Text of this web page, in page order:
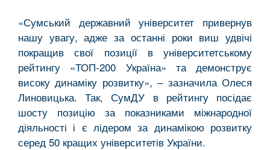
«Сумський державний університет привернув
нашу увагу, адже за останні роки виш удвічі
покращив свої позиції в університетському
рейтингу «ТОП-200 Україна» та демонструє
високу динаміку розвитку», – зазначила Олеся
Линовицька. Так, СумДУ в рейтингу посідає
шосту позицію за показниками міжнародної
діяльності і є лідером за динамікою розвитку
серед 50 кращих університетів України.